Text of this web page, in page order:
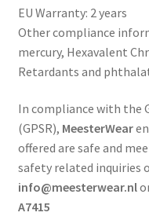
EU Warranty: 2 years
Other compliance
mercury, Hexavalent
Retardants and
In compliance with the
(GPSR), MeesterWear
offered are safe and
safety related inquiries
info@meesterwear.nl
A7415